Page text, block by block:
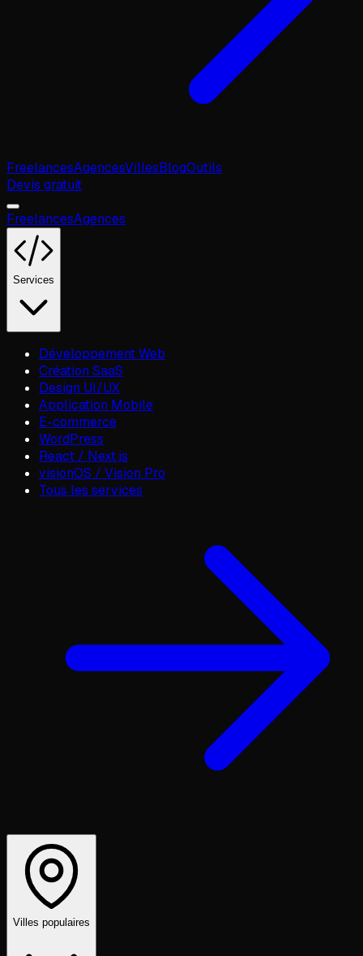
FreelancesAgencesVillesBlogOutils
Devis gratuit
FreelancesAgences
Services
Développement Web
Création SaaS
Design UI/UX
Application Mobile
E-commerce
WordPress
React / Next.js
visionOS / Vision Pro
Tous les services
Villes populaires